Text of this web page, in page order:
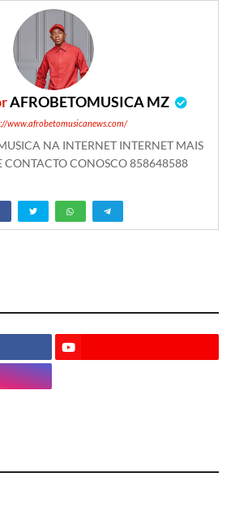
AFROBETOMUSICA MZ
www.afrobetomusicanews.com/
NA INTERNET INTERNET MAIS
CONTACTO CONOSCO 858648588